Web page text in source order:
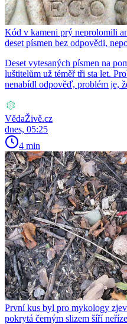
Kód v kameni prý neprolomili
deset písmen bez odpovědi,
Deset vytesaných písmen na
luštitelům už téměř tři sta let.
nenabídl odpověď, problém je,
VědaŽivě.cz
dnes, 05:25
4 min
První kus byl pro mykology
pokrytá černým slizem šíří